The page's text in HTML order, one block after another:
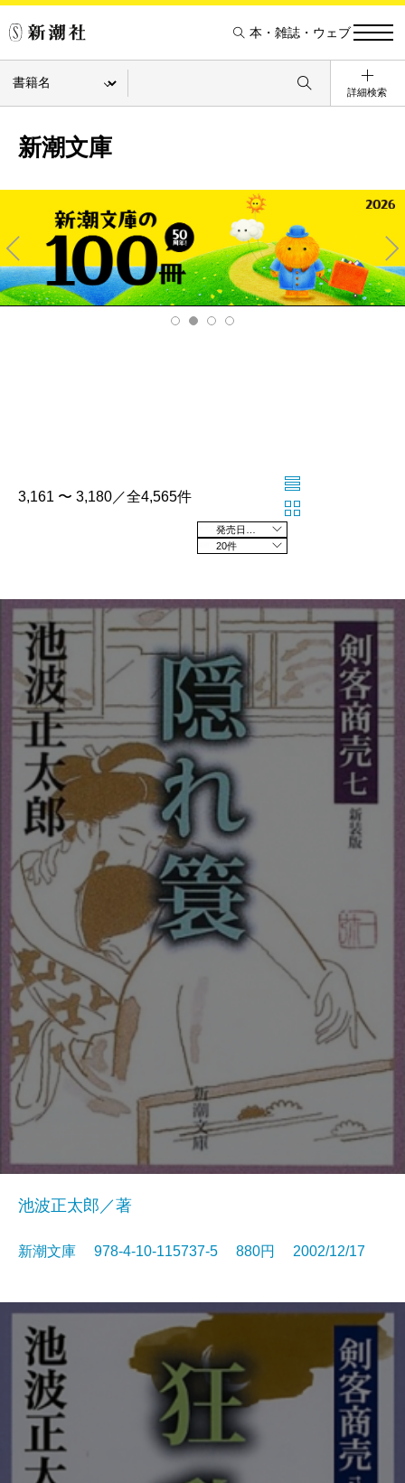
本・雑誌・ウェブ
詳細検索
新潮文庫
Pre
v
Ne
xt
3,161 〜 3,180／全4,565件
20件
池波正太郎／著
新潮文庫 978-4-10-115737-5 880円 2002/12/17